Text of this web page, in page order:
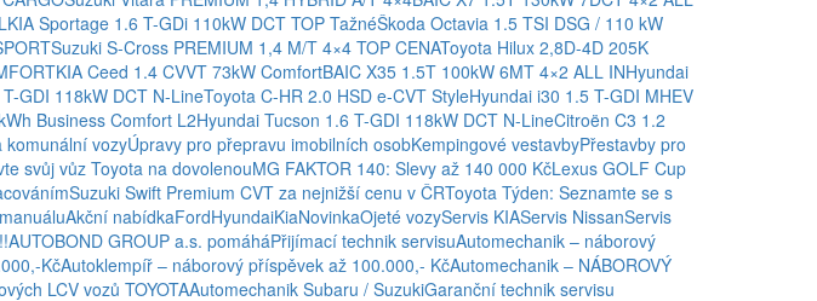
KIA Sportage 1.6 T-GDi 110kW DCT TOP TažnéŠkoda Octavia 1.5 TSI DSG / 110 kW
Suzuki S-Cross PREMIUM 1,4 M/T 4×4 TOP CENAToyota Hilux 2,8D-4D 205K
KIA Ceed 1.4 CVVT 73kW ComfortBAIC X35 1.5T 100kW 6MT 4×2 ALL INHyundai
GDI 118kW DCT N-LineToyota C-HR 2.0 HSD e-CVT StyleHyundai i30 1.5 T-GDI MHEV
Business Comfort L2Hyundai Tucson 1.6 T-GDI 118kW DCT N-LineCitroën C3 1.2
komunální vozyÚpravy pro přepravu imobilních osobKempingové vestavbyPřestavby pro
svůj vůz Toyota na dovolenouMG FAKTOR 140: Slevy až 140 000 KčLexus GOLF Cup
Suzuki Swift Premium CVT za nejnižší cenu v ČRToyota Týden: Seznamte se s
Akční nabídkaFordHyundaiKiaNovinkaOjeté vozyServis KIAServis NissanServis
AUTOBOND GROUP a.s. pomáháPřijímací technik servisuAutomechanik – náborový
KčAutoklempíř – náborový příspěvek až 100.000,- KčAutomechanik – NÁBOROVÝ
LCV vozů TOYOTAAutomechanik Subaru / SuzukiGaranční technik servisu